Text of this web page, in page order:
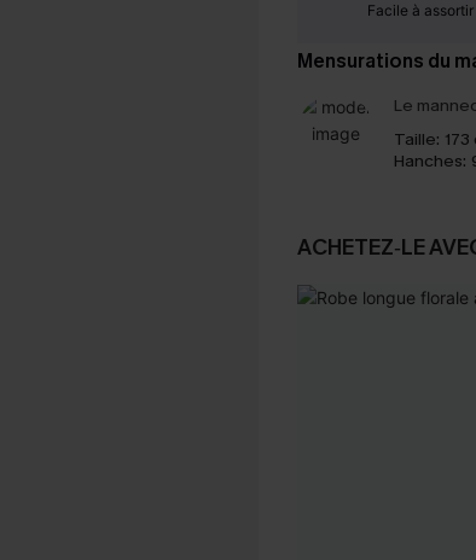
Facile à assortir
Mensurations du
Le
Taille: 173
Hanches:
ACHETEZ‑LE